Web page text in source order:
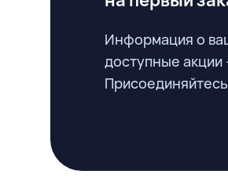
Информация о
доступные акции